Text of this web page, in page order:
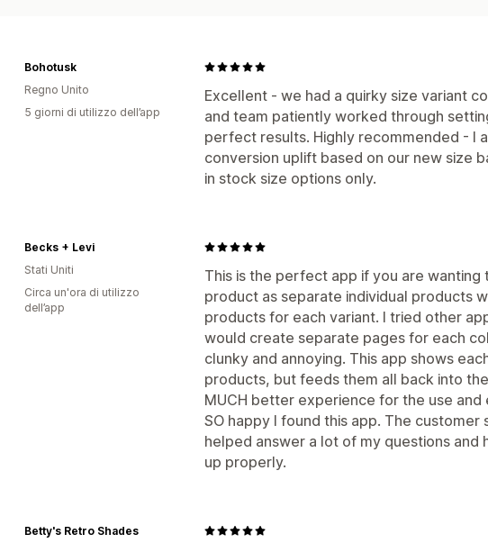
Excellent - we had a quirky size variant
and team patiently worked through
perfect results. Highly recommended - I
conversion uplift based on our new size
in stock size options only.
Bohotusk
Regno Unito
5 giorni di utilizzo dell’app
This is the perfect app if you are wanting
product as separate individual products
products for each variant. I tried other
would create separate pages for each
clunky and annoying. This app shows
products, but feeds them all back into
MUCH better experience for the use
SO happy I found this app. The
helped answer a lot of my questions
up properly.
Becks + Levi
Stati Uniti
Circa un'ora di utilizzo
dell’app
Betty's Retro Shades